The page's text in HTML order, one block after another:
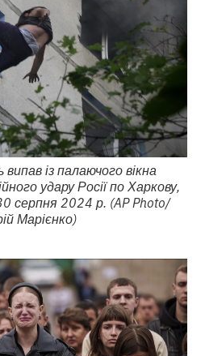
із палаючого вікна
удару Росії по Харкову,
серпня 2024 р. (AP Photo/
Марієнко)